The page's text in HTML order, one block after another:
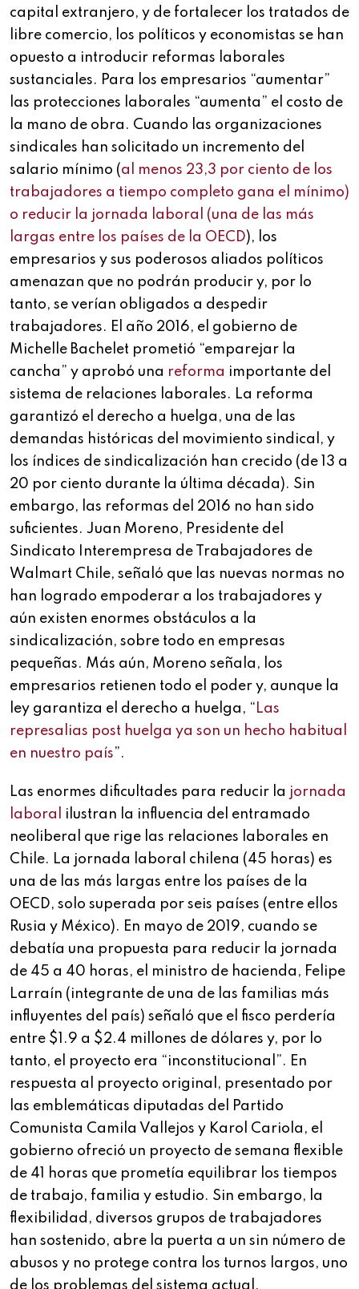
capital extranjero, y de fortalecer los tratados de
libre comercio, los políticos y economistas se han
opuesto a introducir reformas laborales
sustanciales. Para los empresarios “aumentar”
las protecciones laborales “aumenta” el costo de
la mano de obra. Cuando las organizaciones
sindicales han solicitado un incremento del
salario mínimo (al menos 23,3 por ciento de los
trabajadores a tiempo completo gana el mínimo)
o reducir la jornada laboral (una de las más
largas entre los países de la OECD), los
empresarios y sus poderosos aliados políticos
amenazan que no podrán producir y, por lo
tanto, se verían obligados a despedir
trabajadores. El año 2016, el gobierno de
Michelle Bachelet prometió “emparejar la
cancha” y aprobó una reforma importante del
sistema de relaciones laborales. La reforma
garantizó el derecho a huelga, una de las
demandas históricas del movimiento sindical, y
los índices de sindicalización han crecido (de 13 a
20 por ciento durante la última década). Sin
embargo, las reformas del 2016 no han sido
suficientes. Juan Moreno, Presidente del
Sindicato Interempresa de Trabajadores de
Walmart Chile, señaló que las nuevas normas no
han logrado empoderar a los trabajadores y
aún existen enormes obstáculos a la
sindicalización, sobre todo en empresas
pequeñas. Más aún, Moreno señala, los
empresarios retienen todo el poder y, aunque la
ley garantiza el derecho a huelga, “ Las
represalias post huelga ya son un hecho habitual
en nuestro país”.
Las enormes dificultades para reducir la jornada
laboral
ilustran la influencia del entramado
neoliberal que rige las relaciones laborales en
Chile. La jornada laboral chilena (45 horas) es
una de las más largas entre los países de la
OECD, solo superada por seis países (entre ellos
Rusia y México). En mayo de 2019, cuando se
debatía una propuesta para reducir la jornada
de 45 a 40 horas, el ministro de hacienda, Felipe
Larraín (integrante de una de las familias más
influyentes del país) señaló que el fisco perdería
entre $1.9 a $2.4 millones de dólares y, por lo
tanto, el proyecto era “inconstitucional”. En
respuesta al proyecto original, presentado por
las emblemáticas diputadas del Partido
Comunista Camila Vallejos y Karol Cariola, el
gobierno ofreció un proyecto de semana flexible
de 41 horas que prometía equilibrar los tiempos
de trabajo, familia y estudio. Sin embargo, la
flexibilidad, diversos grupos de trabajadores
han sostenido, abre la puerta a un sin número de
abusos y no protege contra los turnos largos, uno
de los problemas del sistema actual.